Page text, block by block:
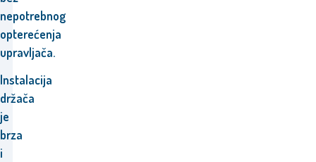
nepotrebnog
opterećenja
upravljača.
Instalacija
držača
je
brza
i